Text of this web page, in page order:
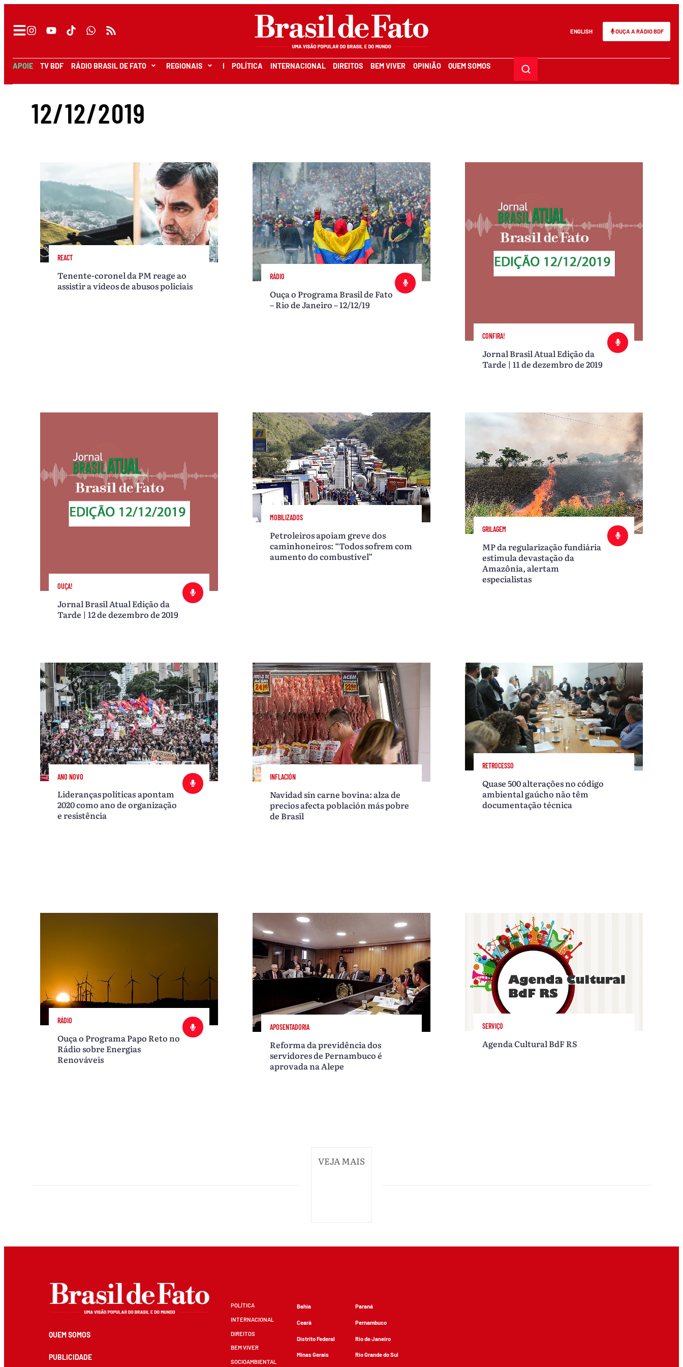
ENGLISH OUÇA A RÁDIO BDF
APOIE TV BDF RÁDIO BRASIL DE FATO REGIONAIS I POLÍTICA INTERNACIONAL DIREITOS BEM VIVER OPINIÃO QUEM SOMOS
12/12/2019
REACT
Tenente-coronel da PM reage ao
assistir a vídeos de abusos policiais
RÁDIO
Ouça o Programa Brasil de Fato
– Rio de Janeiro – 12/12/19
CONFIRA!
Jornal Brasil Atual Edição da
Tarde | 11 de dezembro de 2019
OUÇA!
Jornal Brasil Atual Edição da
Tarde | 12 de dezembro de 2019
MOBILIZADOS
Petroleiros apoiam greve dos
caminhoneiros: “Todos sofrem com
aumento do combustível”
GRILAGEM
MP da regularização fundiária
estimula devastação da
Amazônia, alertam
especialistas
ANO NOVO
Lideranças políticas apontam
2020 como ano de organização
e resistência
INFLACIÓN
Navidad sin carne bovina: alza de
precios afecta población más pobre
de Brasil
RETROCESSO
Quase 500 alterações no código
ambiental gaúcho não têm
documentação técnica
RÁDIO
Ouça o Programa Papo Reto no
Rádio sobre Energias
Renováveis
APOSENTADORIA
Reforma da previdência dos
servidores de Pernambuco é
aprovada na Alepe
SERVIÇO
Agenda Cultural BdF RS
VEJA MAIS
QUEM SOMOS
PUBLICIDADE
POLÍTICA
INTERNACIONAL
DIREITOS
BEM VIVER
SOCIOAMBIENTAL
Bahia
Ceará
Distrito Federal
Minas Gerais
Paraná
Pernambuco
Rio de Janeiro
Rio Grande do Sul